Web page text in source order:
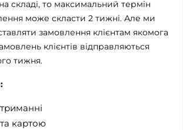
складі, то максимальний термін
може скласти 2 тижні. Але ми
замовлення клієнтам якомога
клієнтів відправляються
тижня.
картою